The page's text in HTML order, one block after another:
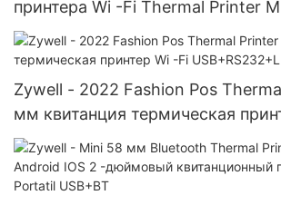
принтера Wi -Fi Thermal Printer
Printer USB+Wi -Fi
Zywell - 2022 Fashion Pos
мм квитанция термическая
USB+RS232+LAN+WiFi